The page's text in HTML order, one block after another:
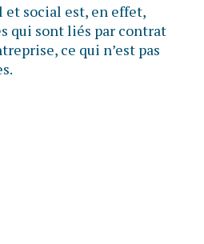
et social est, en effet,
qui sont liés par contrat
ce qui n’est pas